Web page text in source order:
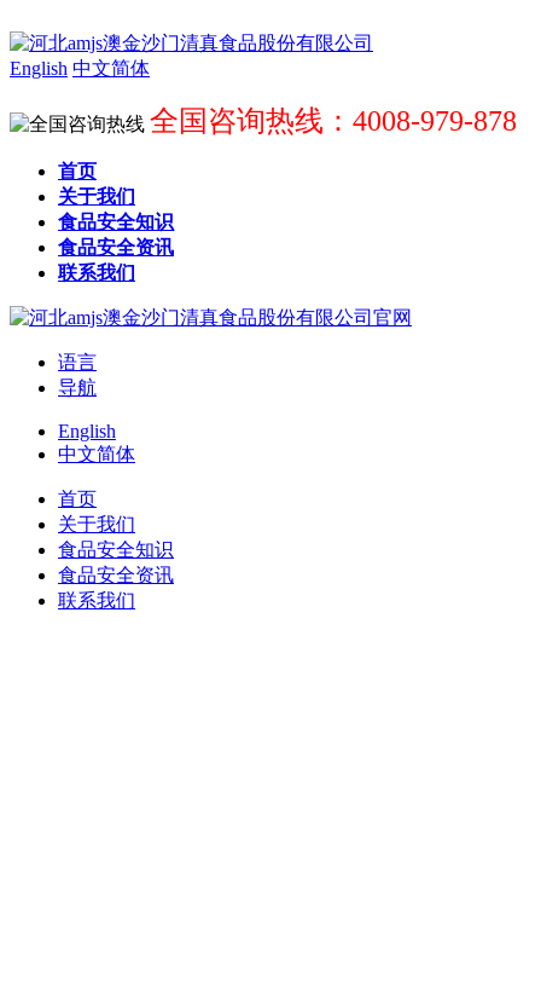
English 中文简体
全国咨询热线：4008-979-878
首页
关于我们
食品安全知识
食品安全资讯
联系我们
语言
导航
English
中文简体
首页
关于我们
食品安全知识
食品安全资讯
联系我们